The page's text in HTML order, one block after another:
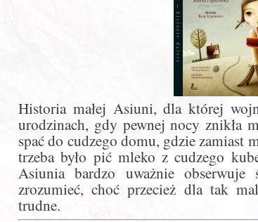
Historia małej Asiuni, dla której
urodzinach, gdy pewnej nocy znikła
spać do cudzego domu, gdzie zamiast
trzeba było pić mleko z cudzego
Asiunia bardzo uważnie
zrozumieć, choć przecież dla tak
trudne.